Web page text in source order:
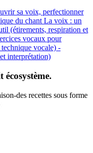
des recettes sous forme